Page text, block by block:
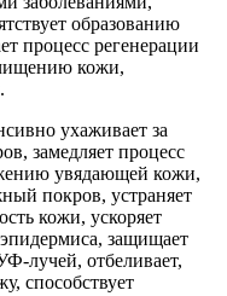
образованию
процесс регенерации
кожи,
ухаживает за
замедляет процесс
увядающей кожи,
покров, устраняет
кожи, ускоряет
защищает
лучей, отбеливает,
способствует